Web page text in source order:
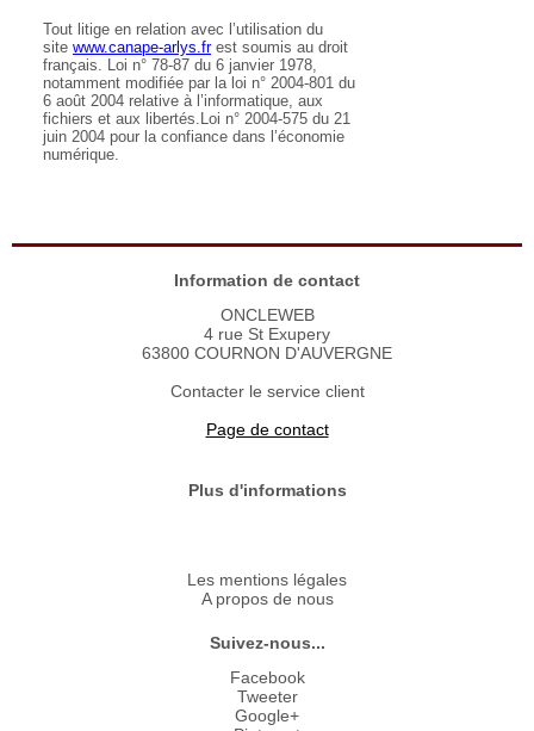
Tout litige en relation avec l’utilisation du
site www.canape-arlys.frest soumis au droit
français. Loi n° 78-87 du 6 janvier 1978,
notamment modifiée par la loi n° 2004-801 du
6 août 2004 relative à l’informatique, aux
fichiers et aux libertés.Loi n° 2004-575 du 21
juin 2004 pour la confiance dans l’économie
numérique.
Information de contact
ONCLEWEB
4 rue St Exupery
63800 COURNON D'AUVERGNE
Contacter le service client
Page de contact
Plus d'informations
Les mentions légales
A propos de nous
Suivez-nous...
Facebook
Tweeter
Google+